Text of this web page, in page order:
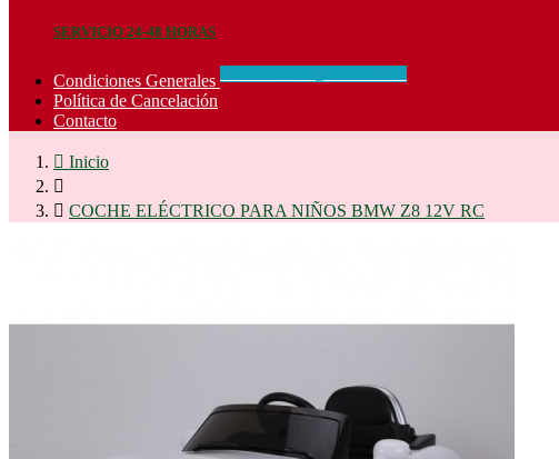
SERVICIO 24-48 HORAS
Condiciones Generales
Política de Cancelación
Contacto
 Inicio

 COCHE ELÉCTRICO PARA NIÑOS BMW Z8 12V RC